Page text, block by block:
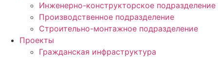
Инженерно-конструкторское подразделение
Производственное подразделение
Строительно-монтажное подразделение
Проекты
Гражданская инфраструктура